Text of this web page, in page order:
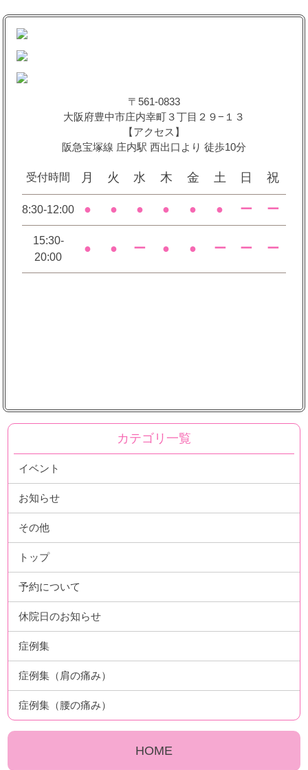
〒561-0833
大阪府豊中市庄内幸町３丁目２９−１３
【アクセス】
阪急宝塚線 庄内駅 西出口より 徒歩10分
受付時間 月 火 水 木 金 土 日 祝
8:30-12:00 ● ● ● ● ● ● ー ー
15:30-
20:00
● ● ー ● ● ー ー ー
カテゴリ一覧
イベント
お知らせ
その他
トップ
予約について
休院日のお知らせ
症例集
症例集（肩の痛み）
症例集（腰の痛み）
HOME